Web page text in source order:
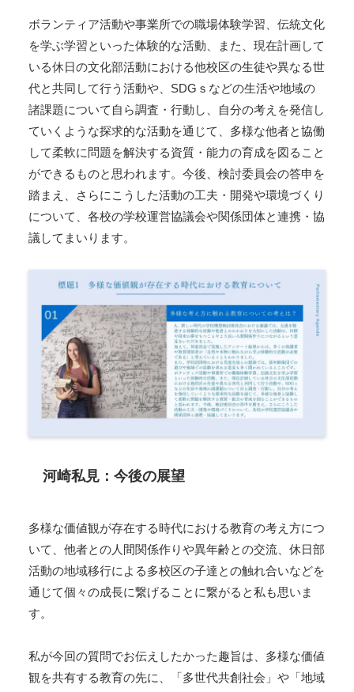
ボランティア活動や事業所での職場体験学習、伝統文化
を学ぶ学習といった体験的な活動、また、現在計画して
いる休日の文化部活動における他校区の生徒や異なる世
代と共同して行う活動や、SDGｓなどの生活や地域の
諸課題について自ら調査・行動し、自分の考えを発信し
ていくような探求的な活動を通じて、多様な他者と協働
して柔軟に問題を解決する資質・能力の育成を図ること
ができるものと思われます。今後、検討委員会の答申を
踏まえ、さらにこうした活動の工夫・開発や環境づくり
について、各校の学校運営協議会や関係団体と連携・協
議してまいります。
河崎私見：今後の展望
多様な価値観が存在する時代における教育の考え方につ
いて、他者との人間関係作りや異年齢との交流、休日部
活動の地域移行による多校区の子達との触れ合いなどを
通じて個々の成長に繋げることに繋がると私も思いま
す。
私が今回の質問でお伝えしたかった趣旨は、多様な価値
観を共有する教育の先に、「多世代共創社会」や「地域